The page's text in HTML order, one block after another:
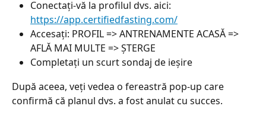
Conectați-vă la profilul dvs. aici:
https://app.certifiedfasting.com/
Accesați: PROFIL => ANTRENAMENTE ACASĂ =>
AFLĂ MAI MULTE => ȘTERGE
Completați un scurt sondaj de ieșire
După aceea, veți vedea o fereastră pop-up care
confirmă că planul dvs. a fost anulat cu succes.